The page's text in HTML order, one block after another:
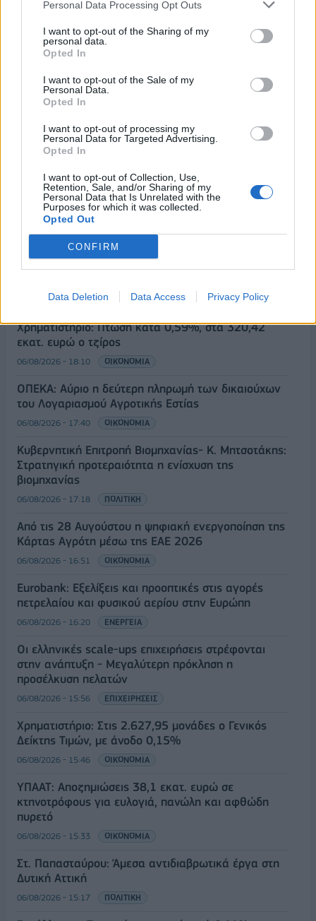
Personal Data Processing Opt Outs
I want to opt-out of the Sharing of my
personal data.
Opted In
I want to opt-out of the Sale of my
Personal Data.
Opted In
I want to opt-out of processing my
Personal Data for Targeted Advertising.
Opted In
I want to opt-out of Collection, Use,
Retention, Sale, and/or Sharing of my
Personal Data that Is Unrelated with the
Purposes for which it was collected.
Opted Out
CONFIRM
Data Deletion Data Access Privacy Policy
ΕΒΕΠ: Απλοποιεί τις
εξαγωγές στη Ν. Κορέα
ΕΒΕΠ: Απλοποιεί τις
Χρηματιστήριο: Πτώση κατά 0,59%, στα 320,42
εκατ. ευρώ ο τζίρος
06/08/2026 - 18:10 ΟΙΚΟΝΟΜΙΑ
ΟΠΕΚΑ: Αύριο η δεύτερη πληρωμή των δικαιούχων
του Λογαριασμού Αγροτικής Εστίας
06/08/2026 - 17:40 ΟΙΚΟΝΟΜΙΑ
Κυβερνητική Επιτροπή Βιομηχανίας- Κ. Μητσοτάκης:
Στρατηγική προτεραιότητα η ενίσχυση της
βιομηχανίας
06/08/2026 - 17:18 ΠΟΛΙΤΙΚΗ
Από τις 28 Αυγούστου η ψηφιακή ενεργοποίηση της
Κάρτας Αγρότη μέσω της ΕΑΕ 2026
06/08/2026 - 16:51 ΟΙΚΟΝΟΜΙΑ
Eurobank: Εξελίξεις και προοπτικές στις αγορές
πετρελαίου και φυσικού αερίου στην Ευρώπη
06/08/2026 - 16:20 ΕΝΕΡΓΕΙΑ
Οι ελληνικές scale-ups επιχειρήσεις στρέφονται
στην ανάπτυξη - Μεγαλύτερη πρόκληση η
προσέλκυση πελατών
06/08/2026 - 15:56 ΕΠΙΧΕΙΡΗΣΕΙΣ
Χρηματιστήριο: Στις 2.627,95 μονάδες ο Γενικός
Δείκτης Τιμών, με άνοδο 0,15%
06/08/2026 - 15:46 ΟΙΚΟΝΟΜΙΑ
ΥΠΑΑΤ: Αποζημιώσεις 38,1 εκατ. ευρώ σε
κτηνοτρόφους για ευλογιά, πανώλη και αφθώδη
πυρετό
06/08/2026 - 15:33 ΟΙΚΟΝΟΜΙΑ
Στ. Παπασταύρου: Άμεσα αντιδιαβρωτικά έργα στη
Δυτική Αττική
06/08/2026 - 15:17 ΠΟΛΙΤΙΚΗ